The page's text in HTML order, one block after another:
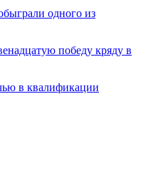
одного из
победу кряду в
в квалификации